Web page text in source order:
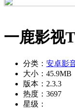
一鹿影视
分类： 安卓影
大小： 45.9MB
版本： 2.3.3
热度： 3697
星级：